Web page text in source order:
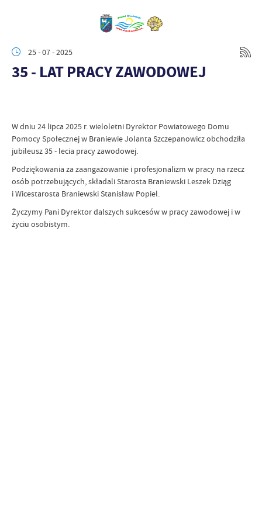
25 - 07 - 2025
35 - LAT PRACY ZAWODOWEJ
W dniu 24 lipca 2025 r. wieloletni Dyrektor Powiatowego Domu
Pomocy Społecznej w Braniewie Jolanta Szczepanowicz obchodziła
jubileusz 35 - lecia pracy zawodowej.
Podziękowania za zaangażowanie i profesjonalizm w pracy na rzecz
osób potrzebujących, składali Starosta Braniewski Leszek Dziąg
i Wicestarosta Braniewski Stanisław Popiel.
Życzymy Pani Dyrektor dalszych sukcesów w pracy zawodowej i w
życiu osobistym.